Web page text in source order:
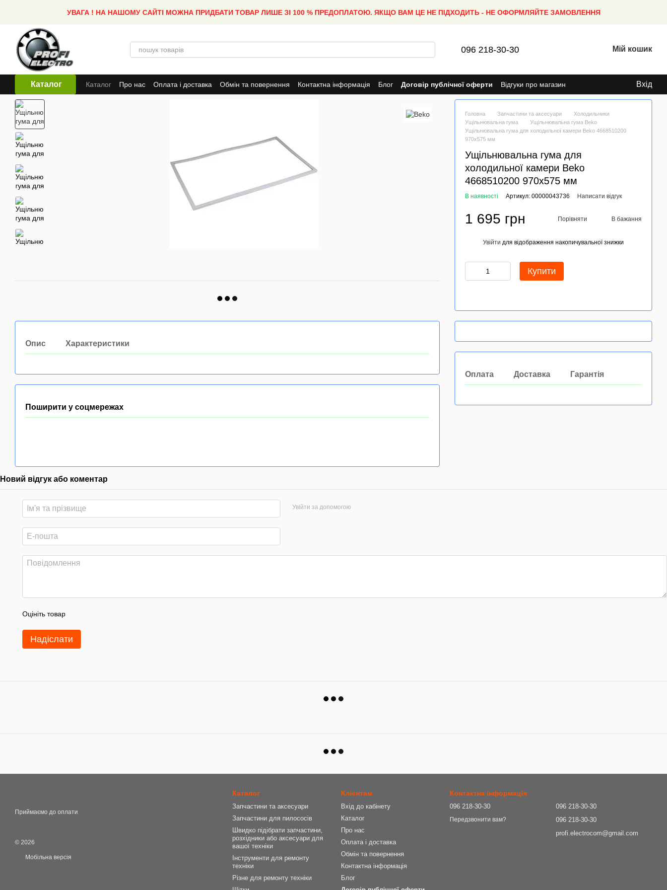
УВАГА ! НА НАШОМУ САЙТІ МОЖНА ПРИДБАТИ ТОВАР ЛИШЕ ЗІ 100 % ПРЕДОПЛАТОЮ. ЯКЩО ВАМ ЦЕ НЕ ПІДХОДИТЬ - НЕ ОФОРМЛЯЙТЕ ЗАМОВЛЕННЯ
096 218-30-30 Мій кошик
Каталог Каталог Про нас Оплата і доставка Обмін та повернення Контактна інформація Блог Договір публічної оферти Відгуки про магазин Вхід
Головна Запчастини та аксесуари
Холодильники
Ущільнювальна гума
Ущільнювальна гума Beko
Ущільнювальна гума для холодильної камери Beko 4668510200
970x575 мм
Ущільнювальна гума для
холодильної камери Beko
4668510200 970x575 мм
В наявності Артикул: 00000043736 Написати відгук
1 695 грн Порівняти В бажання
Увійти для відображення накопичувальної знижки
Купити
Оплата Доставка Гарантія
Опис Характеристики
Поширити у соцмережах
Новий відгук або коментар
Увійти за допомогою
Оцініть товар
Надіслати
Приймаємо до оплати
© 2026
Мобільна версія
Каталог
Запчастини та аксесуари
Запчастини для пилососів
Швидко підібрати запчастини,
розхідники або аксесуари для
вашої техніки
Інструменти для ремонту
техніки
Різне для ремонту техніки
Клієнтам
Вхід до кабінету
Каталог
Про нас
Оплата і доставка
Обмін та повернення
Контактна інформація
Блог
Контактна інформація
096 218-30-30
Передзвонити вам?
096 218-30-30
096 218-30-30
profi.electrocom@gmail.com